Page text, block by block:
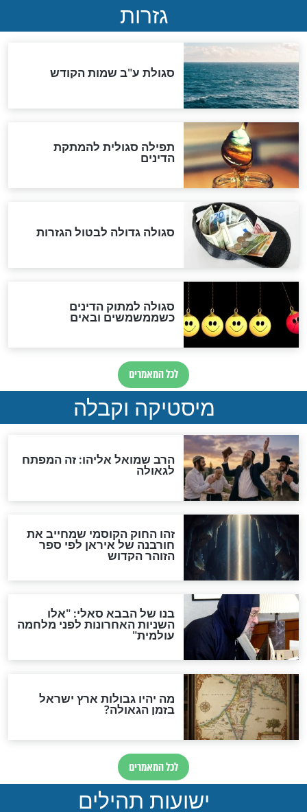
"מודה לקב"ה על כל השנים"
לכל המאמרים
אחרית הימים
האם אפשר לחשב את הקץ?
מה יהיה בימות המשיח?
"לפני הגאולה תהיה אפיקורסות
והכחשה גדולה מאוד של
האמונה"
האם לאחר בוא המשיח יהיה
אפשר לחזור בתשובה?
לכל המאמרים
להמתקת הדינים וביטול